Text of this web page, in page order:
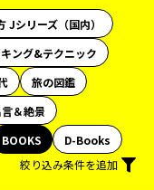
Jシリーズ（国内）
ング&テクニック
旅の図鑑
＆絶景
BOOKS
D-Books
絞り込み条件を追加